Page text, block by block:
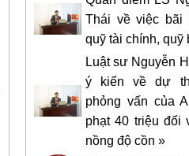
Thái về việc bãi
quỹ tài chính, quỹ
Luật sư Nguyễn
ý kiến về dự
phỏng vấn của
phạt 40 triệu đối
nồng độ cồn »